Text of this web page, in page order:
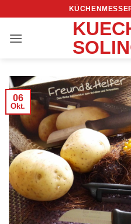
springen
06
Okt.